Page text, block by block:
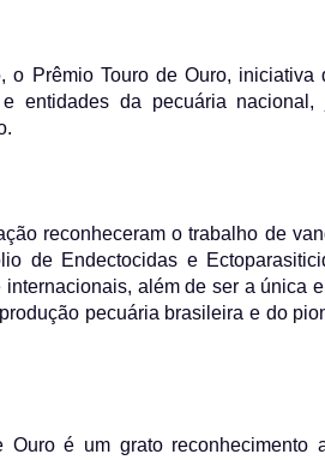
o Prêmio Touro de Ouro,
e entidades da pecuária
reconheceram o trabalho de
de Endectocidas e
além de ser a única
pecuária brasileira e do
Ouro é um grato